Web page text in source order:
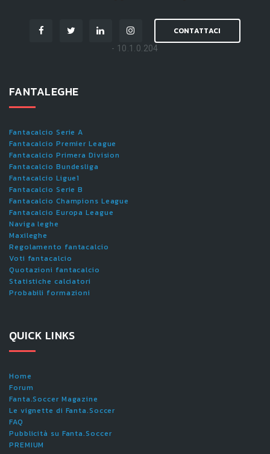
CONTATTACI
- 10.1.0.204
FANTALEGHE
Fantacalcio Serie A
Fantacalcio Premier League
Fantacalcio Primera Division
Fantacalcio Bundesliga
Fantacalcio Ligue1
Fantacalcio Serie B
Fantacalcio Champions League
Fantacalcio Europa League
Naviga leghe
Maxileghe
Regolamento fantacalcio
Voti fantacalcio
Quotazioni fantacalcio
Statistiche calciatori
Probabili formazioni
QUICK LINKS
Home
Forum
Fanta.Soccer Magazine
Le vignette di Fanta.Soccer
FAQ
Pubblicità su Fanta.Soccer
PREMIUM